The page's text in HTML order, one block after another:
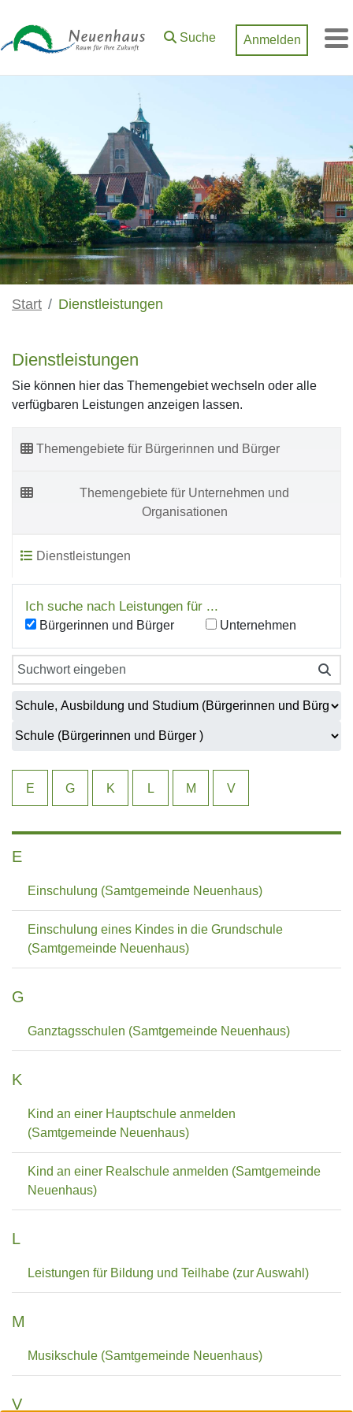
Suche
Anmelden
Start Dienstleistungen
Dienstleistungen
Sie können hier das Themengebiet wechseln oder alle
verfügbaren Leistungen anzeigen lassen.
Themengebiete für Bürgerinnen und Bürger
Themengebiete für Unternehmen und
Organisationen
Dienstleistungen
Ich suche nach Leistungen für ...
Bürgerinnen und Bürger Unternehmen
E G K L M V
E
Einschulung (Samtgemeinde Neuenhaus)
Einschulung eines Kindes in die Grundschule
(Samtgemeinde Neuenhaus)
G
Ganztagsschulen (Samtgemeinde Neuenhaus)
K
Kind an einer Hauptschule anmelden
(Samtgemeinde Neuenhaus)
Kind an einer Realschule anmelden (Samtgemeinde
Neuenhaus)
L
Leistungen für Bildung und Teilhabe (zur Auswahl)
M
Musikschule (Samtgemeinde Neuenhaus)
V